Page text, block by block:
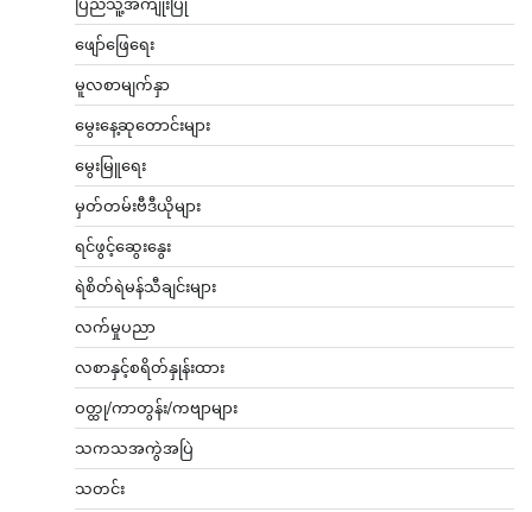
ဖျော်ဖြေရေး
မူလစာမျက်နှာ
မွေးနေ့ဆုတောင်းများ
မွေးမြူရေး
မှတ်တမ်းဗီဒီယိုများ
ရင်ဖွင့်ဆွေးနွေး
ရဲစိတ်ရဲမန်သီချင်းများ
လက်မှုပညာ
လစာနှင့်စရိတ်နှုန်းထား
ဝတ္ထု/ကာတွန်း/ကဗျာများ
သကသအကွဲအပြဲ
သတင်း